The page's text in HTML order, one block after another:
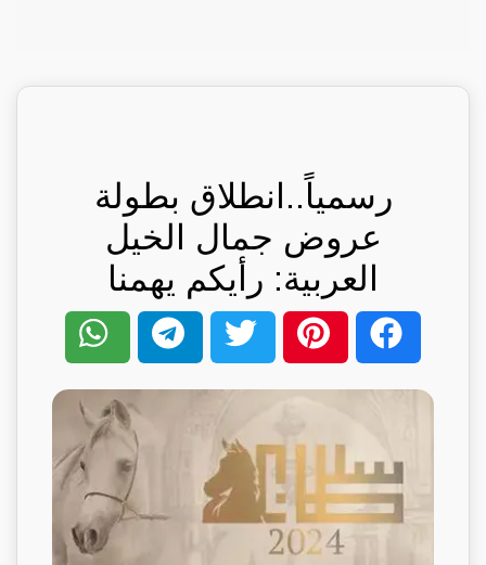
رسمياً..انطلاق بطولة
عروض جمال الخيل
العربية: رأيكم يهمنا